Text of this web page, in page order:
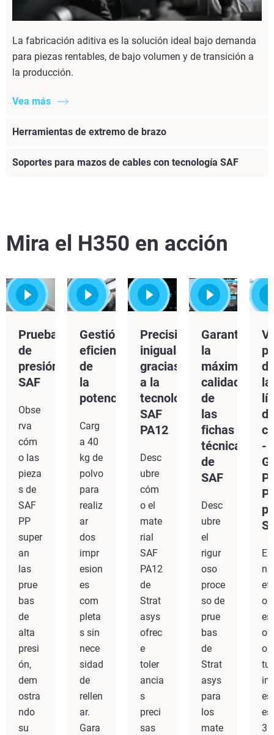
La fabricación aditiva es la solución ideal bajo demanda
para piezas rentables, de bajo volumen y de transición a
la producción.
Vea más
Herramientas de extremo de brazo
Soportes para mazos de cables con tecnología SAF
Vea más
Mira el H350 en acción
Prueba
de
presión
SAF
Obse
rva
cóm
o las
pieza
s de
SAF
PP
super
an
las
prue
bas
de
alta
presi
ón,
dem
ostra
ndo
su
Gestión
eficiente
de
la
potencia
Carg
a 40
kg de
polvo
para
realiz
ar
dos
impr
esion
es
com
pleta
s sin
nece
sidad
de
rellen
ar.
Gara
Precisión
inigualable
gracias
a la
tecnología
SAF
PA12
Desc
ubre
cóm
o el
mate
rial
SAF
PA12
de
Strat
asys
ofrec
e
toler
ancia
s
preci
sas
Garantizar
la
máxima
calidad
de
las
fichas
técnicas
de
SAF
Desc
ubre
el
rigur
oso
proce
so de
prue
bas
de
Strat
asys
para
los
mate
-
o
o
es
3D